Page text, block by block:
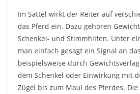
Im Sattel wirkt der Reiter auf
das Pferd ein. Dazu gehören
Schenkel- und Stimmhilfen. Unter
man einfach gesagt ein Signal an
beispielsweise durch
dem Schenkel oder Einwirkung mit
Zügel bis zum Maul des Pferdes. Die